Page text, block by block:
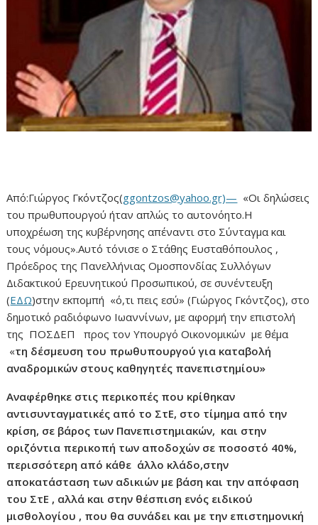
Από:Γιώργος Γκόντζος(ggontzos@yahoo.gr)— «Οι δηλώσεις
του πρωθυπουργού ήταν απλώς το αυτονόητο.Η
υποχρέωση της κυβέρνησης απέναντι στο Σύνταγμα και
τους νόμους».Αυτό τόνισε ο Στάθης Ευσταθόπουλος ,
Πρόεδρος της Πανελλήνιας Ομοσπονδίας Συλλόγων
Διδακτικού Ερευνητικού Προσωπικού, σε συνέντευξη
(ΕΔΩ)στην εκπομπή «ό,τι πεις εσύ» (Γιώργος Γκόντζος), στο
δημοτικό ραδιόφωνο Ιωαννίνων, με αφορμή την επιστολή
της ΠΟΣΔΕΠ προς τον Υπουργό Οικονομικών με θέμα
«τη δέσμευση του πρωθυπουργού για καταβολή
αναδρομικών στους καθηγητές πανεπιστημίου»
Αναφέρθηκε στις περικοπές που κρίθηκαν
αντισυνταγματικές από το ΣτΕ, στο τίμημα από την
κρίση, σε βάρος των Πανεπιστημιακών, και στην
οριζόντια περικοπή των αποδοχών σε ποσοστό 40%,
περισσότερη από κάθε άλλο κλάδο,στην
αποκατάσταση των αδικιών με βάση και την απόφαση
του ΣτΕ , αλλά και στην θέσπιση ενός ειδικού
μισθολογίου , που θα συνάδει και με την επιστημονική